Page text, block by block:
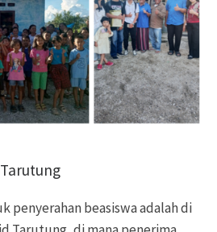
penyerahan beasiswa adalah di